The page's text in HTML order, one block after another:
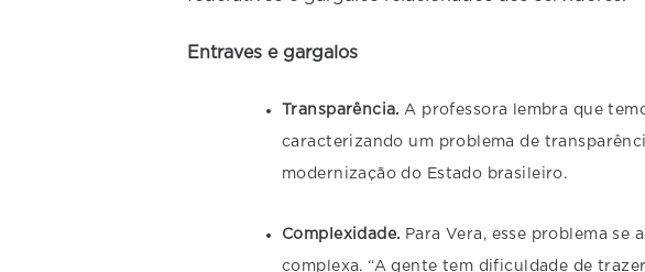
Entraves e gargalos
Transparência.A professora lembra que
caracterizando um problema de
modernização do Estado brasileiro.
Complexidade. Para Vera, esse problema se
complexa. “A gente tem dificuldade de